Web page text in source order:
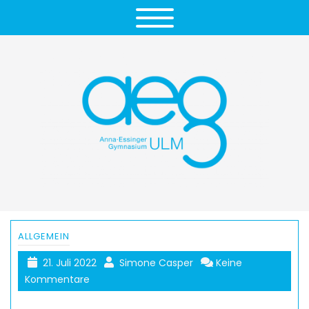
ALLGEMEIN
21. Juli 2022 Simone Casper
Keine
Kommentare